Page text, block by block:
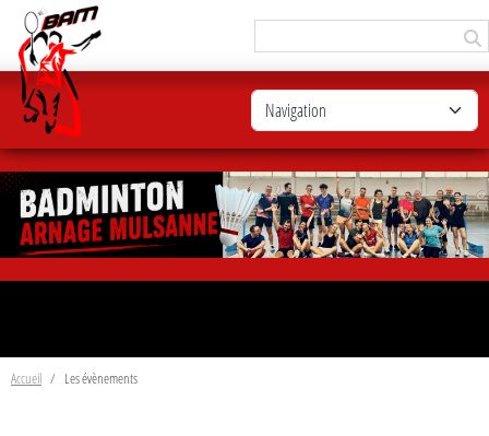
Accueil Les évènements
Panneau de gestion des cookies